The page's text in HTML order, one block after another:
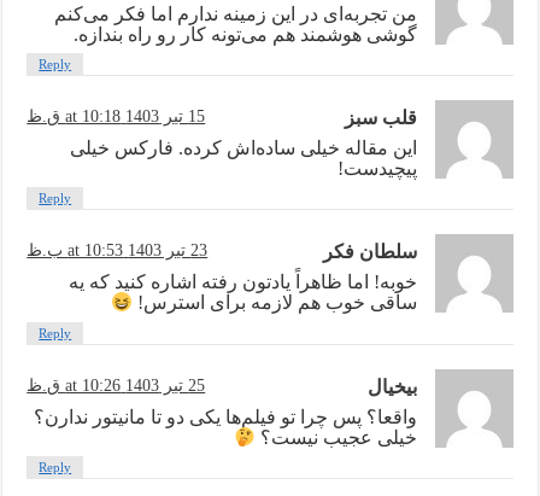
من تجربه‌ای در این زمینه ندارم اما فکر می‌کنم
گوشی هوشمند هم می‌تونه کار رو راه بندازه.
Reply
قلب سبز 15 تیر 1403 at 10:18 ق.ظ
این مقاله خیلی ساده‌اش کرده. فارکس خیلی
پیچیدست!
Reply
سلطان فکر 23 تیر 1403 at 10:53 ب.ظ
خوبه! اما ظاهراً یادتون رفته اشاره کنید که یه
ساقی خوب هم لازمه برای استرس!
Reply
بیخیال 25 تیر 1403 at 10:26 ق.ظ
واقعا؟ پس چرا تو فیلم‌ها یکی دو تا مانیتور ندارن؟
خیلی عجیب نیست؟
Reply